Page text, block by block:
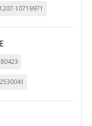
10719971